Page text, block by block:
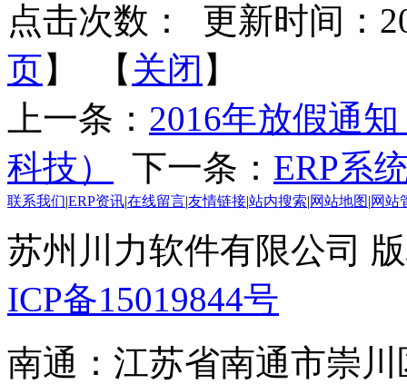
点击次数：
更新时间：
页】 【 关闭 】
上一条： 2016年放假通
科技）
下一条： ERP系
联系我们|ERP资讯|在线留言|友情链接|站内搜索|网站地图|网站
苏州川力软件有限公司
ICP备15019844号
南通：江苏省南通市崇